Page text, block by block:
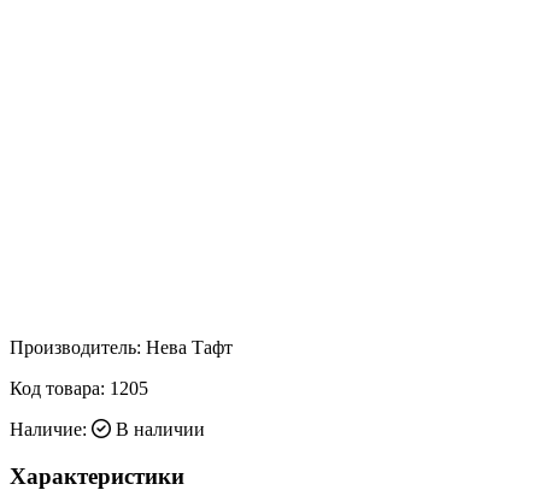
Производитель: Нева Тафт
Код товара: 1205
Наличие:
В наличии
Характеристики